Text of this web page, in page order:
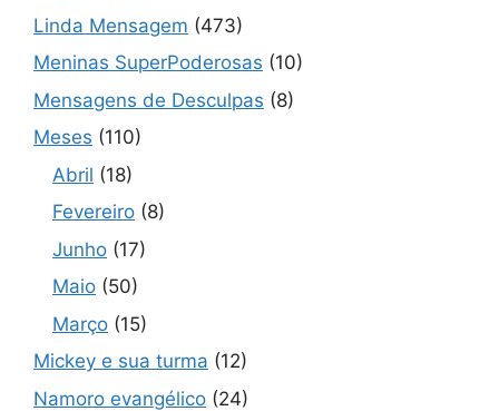
Linda Mensagem (473)
Meninas SuperPoderosas (10)
Mensagens de Desculpas (8)
Meses (110)
Abril (18)
Fevereiro (8)
Junho (17)
Maio (50)
Março (15)
Mickey e sua turma (12)
Namoro evangélico (24)